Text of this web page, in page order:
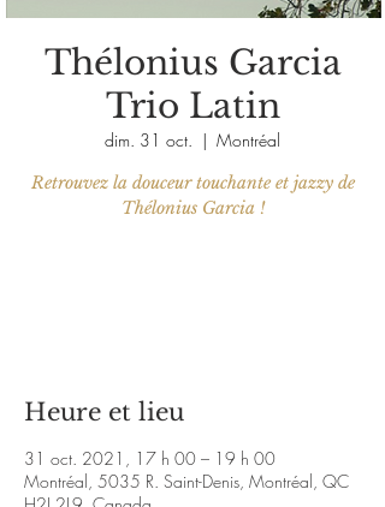
Thélonius Garcia
Trio Latin
dim. 31 oct.
  |
Montréal
Retrouvez la douceur touchante et jazzy de
Thélonius Garcia !
Heure et lieu
31 oct. 2021, 17 h 00 – 19 h 00
Montréal, 5035 R. Saint-Denis, Montréal, QC